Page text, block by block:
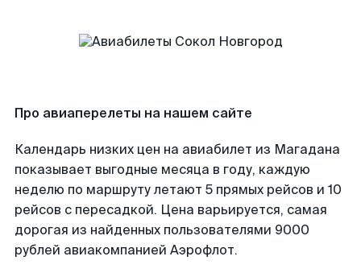
Про авиаперелеты на нашем сайте
Календарь низких цен на авиабилет из Магадана
показывает выгодные месяца в году, каждую
неделю по маршруту летают 5 прямых рейсов и 10
рейсов с пересадкой. Цена варьируется, самая
дорогая из найденных пользователями 9000
рублей авиакомпанией Аэрофлот.